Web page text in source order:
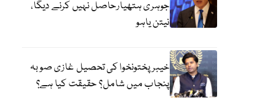
جوہری ہتھیارحاصل نہیں کرنے دیگا،
نیتن یاہو
خیبر پختونخوا کی تحصیل غازی صوبہ
پنجاب میں شامل؟ حقیقت کیا ہے؟